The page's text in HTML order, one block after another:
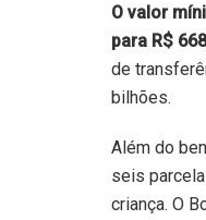
O valor
para R$
de
bilhões.
Além do
seis
criança. O